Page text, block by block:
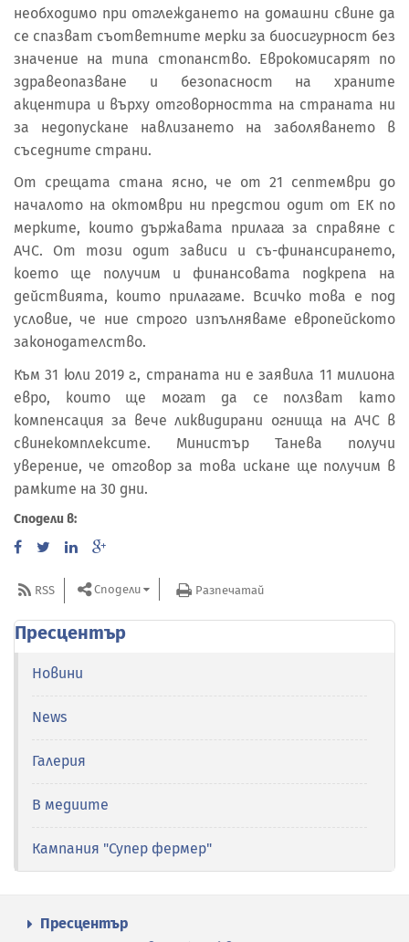
необходимо при отглеждането на домашни свине да
се спазват съответните мерки за биосигурност без
значение на типа стопанство. Еврокомисарят по
здравеопазване и безопасност на храните
акцентира и върху отговорността на страната ни
за недопускане навлизането на заболяването в
съседните страни.
От срещата стана ясно, че от 21 септември до
началото на октомври ни предстои одит от ЕК по
мерките, които държавата прилага за справяне с
АЧС. От този одит зависи и съ-финансирането,
което ще получим и финансовата подкрепа на
действията, които прилагаме. Всичко това е под
условие, че ние строго изпълняваме европейското
законодателство.
Към 31 юли 2019 г., страната ни е заявила 11 милиона
евро, които ще могат да се ползват като
компенсация за вече ликвидирани огнища на АЧС в
свинекомплексите. Министър Танева получи
уверение, че отговор за това искане ще получим в
рамките на 30 дни.
Сподели в:
RSS Сподели Разпечатай
Пресцентър
Новини
News
Галерия
В медиите
Кампания "Супер фермер"
Пресцентър